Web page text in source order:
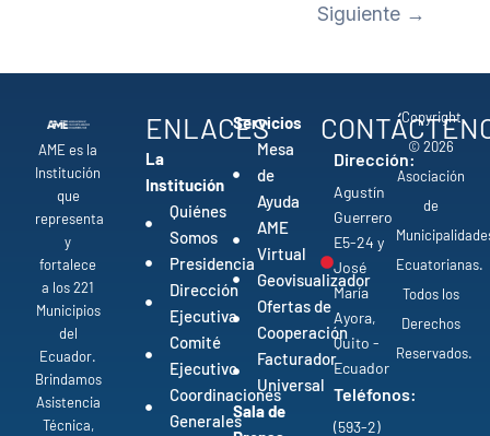
Siguiente →
AME es la
Institución
que
representa
y
fortalece
a los 221
Municipios
del
Ecuador.
Brindamos
Asistencia
Técnica,
ENLACES
La
Institución
Quiénes
Somos
Presidencia
Dirección
Ejecutiva
Comité
Ejecutivo
Coordinaciones
Generales
Servicios
Mesa
de
Ayuda
AME
Virtual
Geovisualizador
Ofertas de
Cooperación
Facturador
Universal
Sala de
Dirección:
Agustín
Guerrero
E5-24 y
José
María
Ayora,
Quito -
Ecuador
Teléfonos:
(593-2)
Copyright
© 2026
Asociación
de
Ecuatorianas.
Todos los
Derechos
Reservados.